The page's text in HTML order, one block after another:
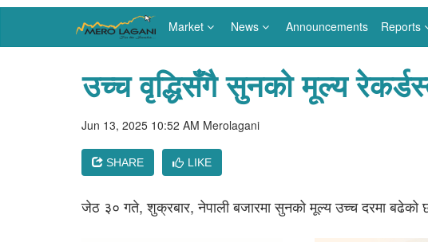
Market News Announcements Reports
उच्च वृद्धिसँगै सुनको मूल्य
Jun 13, 2025 10:52 AM Merolagani
SHARE LIKE
जेठ ३० गते, शुक्रबार, नेपाली बजारमा सुनको मूल्य उच्च दरमा